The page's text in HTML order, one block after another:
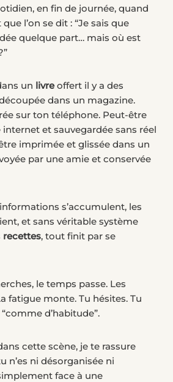
en fin de journée, quand
l’on se dit : “Je sais que
quelque part… mais où est
un livreoffert il y a des
dans un magazine.
sur ton téléphone. Peut-être
et sauvegardée sans réel
imprimée et glissée dans un
par une amie et conservée
s’accumulent, les
et sans véritable système
recettes, tout finit par se
le temps passe. Les
fatigue monte. Tu hésites. Tu
d’habitude”.
cette scène, je te rassure
n’es ni désorganisée ni
face à une